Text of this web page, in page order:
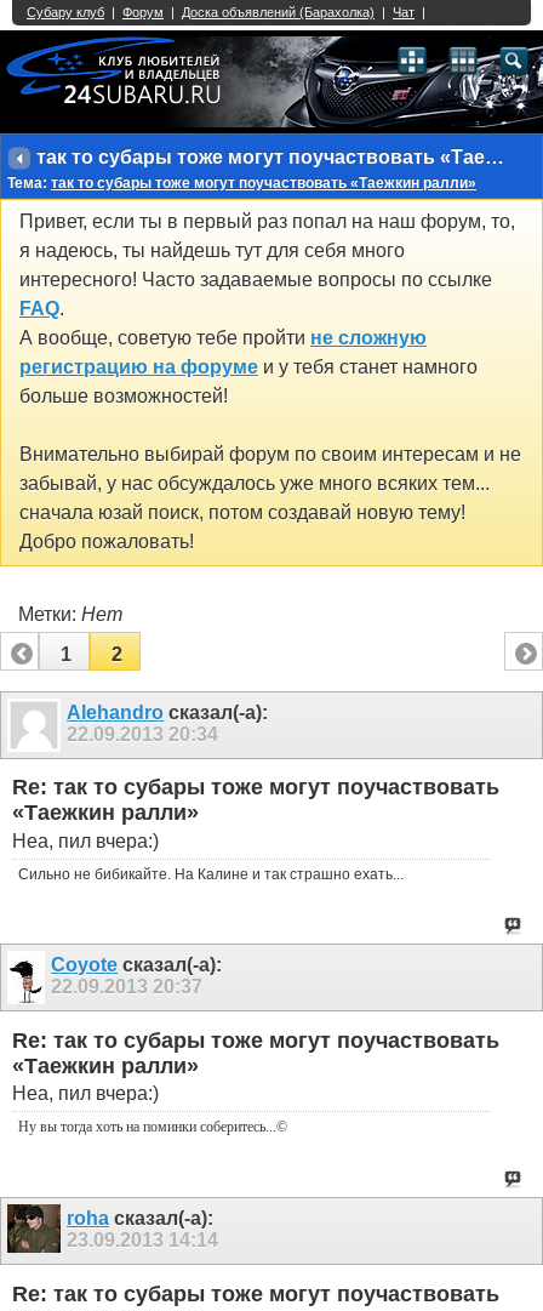
так то субары тоже могут поучаствовать «Таежкин ралли»
Тема: так то субары тоже могут поучаствовать «Таежкин ралли»
Привет, если ты в первый раз попал на наш форум, то,
я надеюсь, ты найдешь тут для себя много
интересного! Часто задаваемые вопросы по ссылке
FAQ.
А вообще, советую тебе пройти не сложную
регистрацию на форуме и у тебя станет намного
больше возможностей!
Внимательно выбирай форум по своим интересам и не
забывай, у нас обсуждалось уже много всяких тем...
сначала юзай поиск, потом создавай новую тему!
Добро пожаловать!
Метки: Нет
1
2
Alehandro сказал(-а):
22.09.2013 20:34
Re: так то субары тоже могут поучаствовать
«Таежкин ралли»
Неа, пил вчера:)
Сильно не бибикайте. На Калине и так страшно ехать...
Coyote сказал(-а):
22.09.201320:37
Re: так то субары тоже могут поучаствовать
«Таежкин ралли»
Неа, пил вчера:)
Ну вы тогда хоть на поминки соберитесь...©
roha сказал(-а):
23.09.2013 14:14
Re: так то субары тоже могут поучаствовать
Single Sign On provided byvBSSO
2 3 4 5 6 7 8 9 10 11 12 13 14 15 16 17 18 21 22 23 24 25 26
27 28 29 30 31 32 33 34 35 36 37 38 39 40 41 42 43